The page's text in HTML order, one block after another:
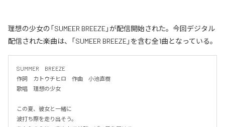
理想の少女の「SUMEER BREEZE」が配信開始された。今回デジタル
配信された楽曲は、「SUMEER BREEZE」を含む全1曲となっている。
SUMMER　BREEZE
作詞　カトウチヒロ　作曲　小池直樹
歌唱　理想の少女
この夏、彼女と一緒に
波打ち際を走り出そう。